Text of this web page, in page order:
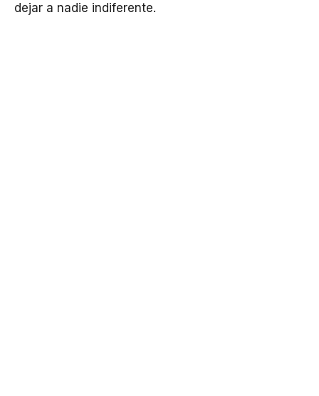
dejar a nadie indiferente.